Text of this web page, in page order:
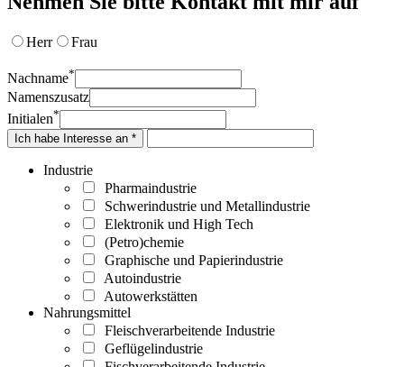
Herr Frau
Nachname*
Namenszusatz
Initialen*
Ich habe Interesse an *
Industrie
Pharmaindustrie
Schwerindustrie und Metallindustrie
Elektronik und High Tech
(Petro)chemie
Graphische und Papierindustrie
Autoindustrie
Autowerkstätten
Nahrungsmittel
Fleischverarbeitende Industrie
Geflügelindustrie